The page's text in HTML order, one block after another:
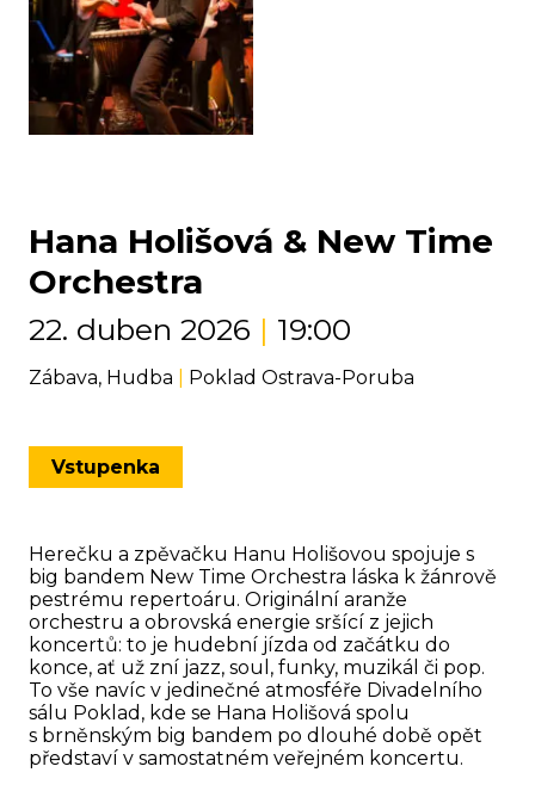
Hana Holišová & New Time
Orchestra
22. duben 2026 | 19:00
Zábava, Hudba Poklad Ostrava-Poruba
Vstupenka
Herečku a zpěvačku Hanu Holišovou spojuje s
big bandem New Time Orchestra láska k žánrově
pestrému repertoáru. Originální aranže
orchestru a obrovská energie sršící z jejich
koncertů: to je hudební jízda od začátku do
konce, ať už zní jazz, soul, funky, muzikál či pop.
To vše navíc v jedinečné atmosféře Divadelního
sálu Poklad, kde se Hana Holišová spolu
s brněnským big bandem po dlouhé době opět
představí v samostatném veřejném koncertu.